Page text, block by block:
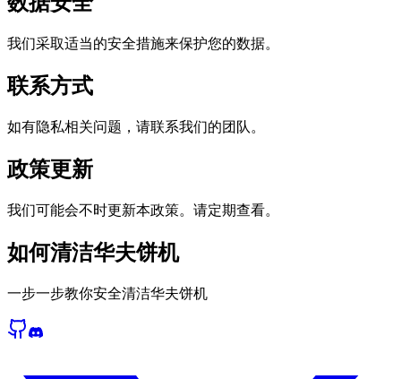
我们采取适当的安全措施来保护您的数据。
联系方式
如有隐私相关问题，请联系我们的团队。
政策更新
我们可能会不时更新本政策。请定期查看。
如何清洁华夫饼机
一步一步教你安全清洁华夫饼机